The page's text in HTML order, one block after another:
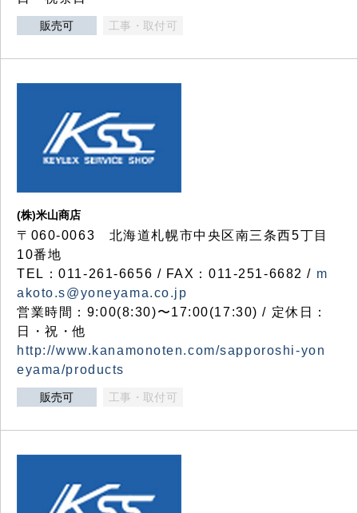
販売可 工事・取付可
(株)米山商店
〒060-0063 北海道札幌市中央区南三条西5丁目
10番地
TEL：011-261-6656 / FAX：011-251-6682 / m
akoto.s@yoneyama.co.jp
営業時間：9:00(8:30)〜17:00(17:30) / 定休日：
日・祝・他
http://www.kanamonoten.com/sapporoshi-yon
eyama/products
販売可 工事・取付可